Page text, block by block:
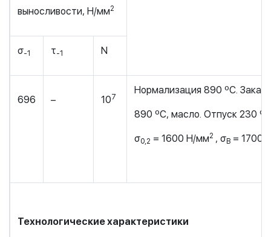
выносливости, Н/мм2
σ-1 τ-1 N
696 – 107
Нормализация 890 ºС.
890 ºС, масло. Отпуск 230
σ0,2 = 1600 Н/мм2 , σВ = 1700
Технологические характеристики